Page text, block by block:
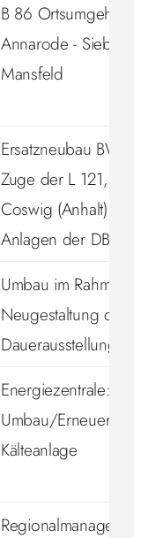
B 86 Ortsumgehung
Annarode -
Mansfeld
Ersatzneubau BW
Zuge der L 121, OD
Coswig (Anhalt) über
Anlagen der DB AG
Umbau im Rahmen
Neugestaltung der
Dauerausstellung
Energiezentrale:
Umbau/Erneuerung
Kälteanlage
Regionalmanagement